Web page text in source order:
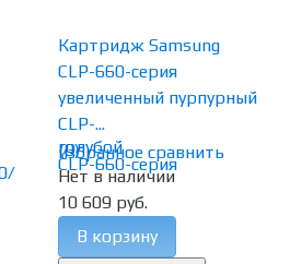
избранное сравнить
Картридж Samsung
CLP-660-серия
увеличенный пурпурный
CLP-...
(0)
Нет в наличии
10 609 руб.
В корзину